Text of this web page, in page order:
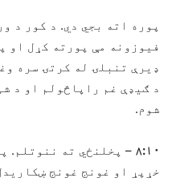
پوره اته بجي دي. د کور د
فیوزونه مې پورته کړل او
ډيرې تنبلۍ له کرتۍ سره
د ګیډې غم راپاڅولم او د
شوم.
۸:۱۰ – پخلنځي ته ننوتلم.
خړپړ او غونج غونج